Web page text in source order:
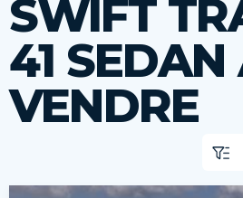
SWIFT
41 SEDAN
VENDRE